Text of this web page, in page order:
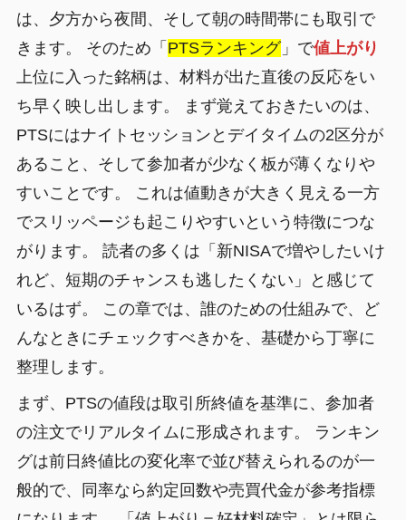
は、夕方から夜間、そして朝の時間帯にも取引で
きます。 そのため「 PTSランキング」で値上がり
上位に入った銘柄は、材料が出た直後の反応をい
ち早く映し出します。 まず覚えておきたいのは、
PTSにはナイトセッションとデイタイムの2区分が
あること、そして参加者が少なく板が薄くなりや
すいことです。 これは値動きが大きく見える一方
でスリッページも起こりやすいという特徴につな
がります。 読者の多くは「新NISAで増やしたいけ
れど、短期のチャンスも逃したくない」と感じて
いるはず。 この章では、誰のための仕組みで、ど
んなときにチェックすべきかを、基礎から丁寧に
整理します。
まず、PTSの値段は取引所終値を基準に、参加者
の注文でリアルタイムに形成されます。 ランキン
グは前日終値比の変化率で並び替えられるのが一
般的で、同率なら約定回数や売買代金が参考指標